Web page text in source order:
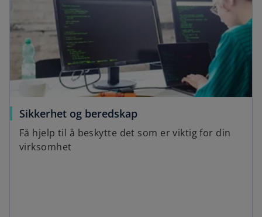
Sikkerhet og beredskap
Få hjelp til å beskytte det som er viktig for din
virksomhet